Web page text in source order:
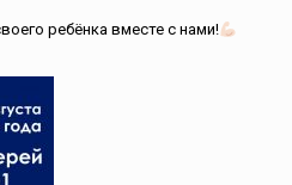
ребёнка вместе с нами!